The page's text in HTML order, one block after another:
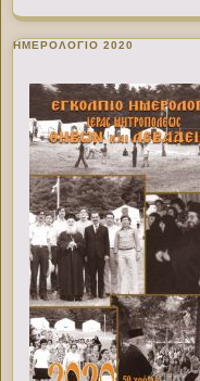
ΗΜΕΡΟΛΟΓΙΟ 2020